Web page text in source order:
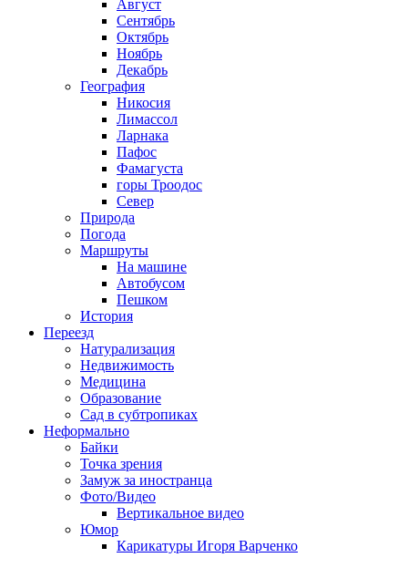
Август
Сентябрь
Октябрь
Ноябрь
Декабрь
География
Никосия
Лимассол
Ларнака
Пафос
Фамагуста
горы Троодос
Север
Природа
Погода
Маршруты
На машине
Автобусом
Пешком
История
Переезд
Натурализация
Недвижимость
Медицина
Образование
Сад в субтропиках
Неформально
Байки
Точка зрения
Замуж за иностранца
Фото/Видео
Вертикальное видео
Юмор
Карикатуры Игоря Варченко